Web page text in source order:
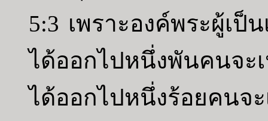
5:3 เพราะองค์พระผู้เป็
ได้ออกไปหนึ่งพันคนจ
ได้ออกไปหนึ่งร้อยคน